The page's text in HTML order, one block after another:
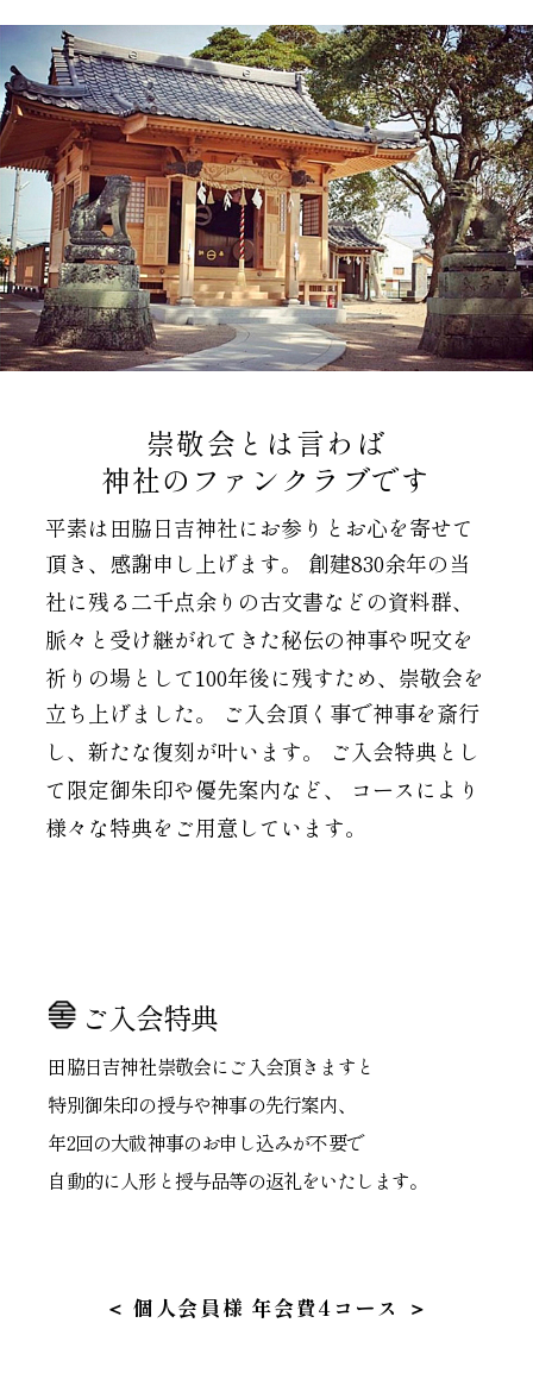
崇敬会とは言わば
神社のファンクラブです
平素は田脇日吉神社にお参りとお心を寄せて
頂き、感謝申し上げます。
創建830余年の当
社に残る二千点余りの古文書などの資料群、
脈々と受け継がれてきた秘伝の神事や呪文を
祈りの場として100年後に残すため、崇敬会を
立ち上げました。
ご入会頂く事で神事を斎行
し、新たな復刻が叶います。
ご入会特典とし
て限定御朱印や優先案内など、
コースにより
様々な特典をご用意しています。
ご入会特典
田脇日吉神社崇敬会にご入会頂きますと
特別御朱印の授与や神事の先行案内、
年2回の大祓神事のお申し込みが不要で
自動的に人形と授与品等の返礼をいたします。
＜ 個人会員様 年会費4コース ＞